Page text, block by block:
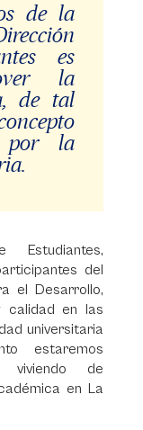
de la
es
la
de tal
por la
del
el Desarrollo,
calidad en las
universitaria
estaremos
viviendo de
en La